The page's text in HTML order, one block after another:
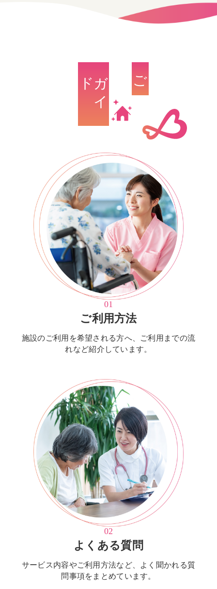
ご利用
ガ
イ
ド
01
ご利用方法
施設のご利用を希望される方へ、ご利用までの流
れなど紹介しています。
02
よくある質問
サービス内容やご利用方法など、よく聞かれる質
問事項をまとめています。